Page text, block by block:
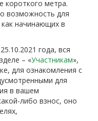
короткого метра.
для
начинающих в
года, вся
– «Участникам»,
для ознакомления с
для
в вашем
либо взнос, оно